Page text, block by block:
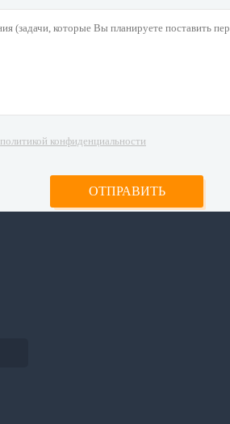
политикой конфиденциальности